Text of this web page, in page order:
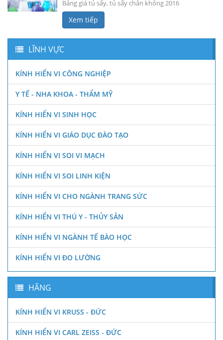
Bảng giá tủ sấy, tủ sấy chân không 2016
Xem tiếp
LĨNH VỰC
KÍNH HIỂN VI CÔNG NGHIỆP
Y TẾ - NHA KHOA - THẨM MỸ
KÍNH HIỂN VI SINH HỌC
KÍNH HIỂN VI GIÁO DỤC ĐÀO TẠO
KÍNH HIỂN VI SOI VI MẠCH
KÍNH HIỂN VI SOI LINH KIỆN
KÍNH HIỂN VI CHO NGÀNH TRANG SỨC
KÍNH HIỂN VI THÚ Y - THỦY SẢN
KÍNH HIỂN VI NGÀNH TẾ BÀO HỌC
KÍNH HIỂN VI ĐO LƯỜNG
HÃNG
KÍNH HIỂN VI KRUSS - ĐỨC
KÍNH HIỂN VI CARL ZEISS - ĐỨC